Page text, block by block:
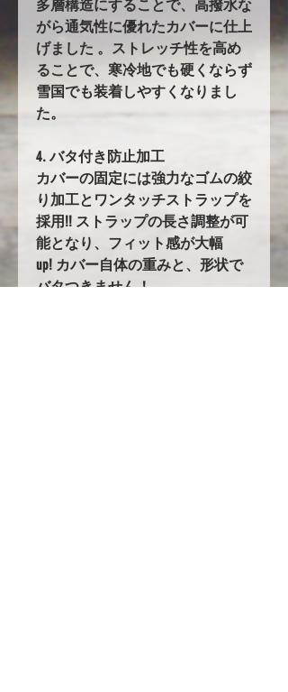
多層構造にすることで、高撥水な
がら通気性に優れたカバーに仕上
げました 。ストレッチ性を高め
ることで、寒冷地でも硬くならず
雪国でも装着しやすくなりまし
た。
4. バタ付き防止加工
カバーの固定には強力なゴムの絞
り加工とワンタッチストラップを
採用!! ストラップの長さ調整が可
能となり、フィット感が大幅
up! カバー自体の重みと、形状で
バタつきません！